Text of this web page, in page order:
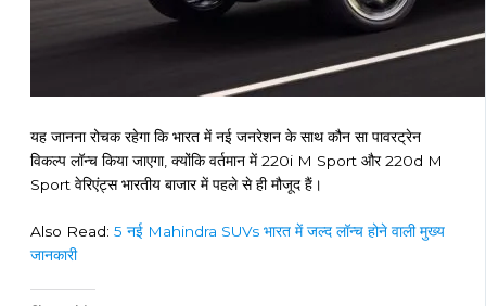
यह जानना रोचक रहेगा कि भारत में नई जनरेशन के साथ कौन सा पावरट्रेन
विकल्प लॉन्च किया जाएगा, क्योंकि वर्तमान में 220i M Sport और 220d M
Sport वेरिएंट्स भारतीय बाजार में पहले से ही मौजूद हैं।
Also Read: 5 नई Mahindra SUVs भारत में जल्द लॉन्च होने वाली मुख्य
जानकारी